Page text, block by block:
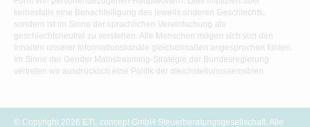
keinesfalls eine Benachteiligung des jeweils anderen Geschlechts,
sondern ist im Sinne der sprachlichen Vereinfachung als
geschlechtsneutral zu verstehen. Alle Menschen mögen sich von den
Inhalten unserer Informationskanäle gleichermaßen angesprochen fühlen.
Im Sinne der Gender Mainstreaming-Strategie der Bundesregierung
vertreten wir ausdrücklich eine Politik der gleichstellungssensiblen
© Copyright 2026 ETL concept GmbH Steuerberatungsgesellschaft. Alle